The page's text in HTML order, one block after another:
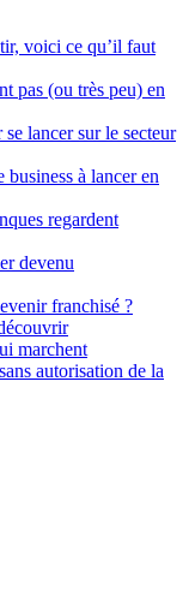
voici ce qu’il faut
pas (ou très peu) en
lancer sur le secteur
à lancer en
regardent
devenu
franchisé ?
marchent
autorisation de la